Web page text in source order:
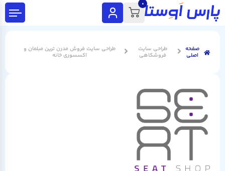
0
صفحه
اصلی
طراحی سایت
فروشکاهی
طراحی سایت فروش مدرن ترین مبلمان و
اکسسوری خانه